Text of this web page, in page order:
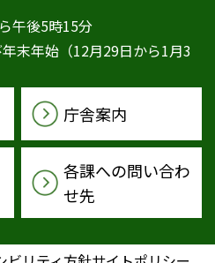
午後5時15分
年末年始（12月29日から1月3
庁舎案内
各課への問い合わ
せ先